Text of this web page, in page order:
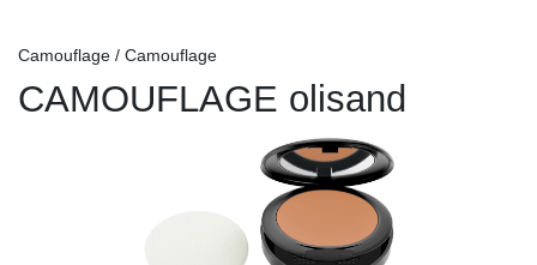
Camouflage / Camouflage
CAMOUFLAGE olisand